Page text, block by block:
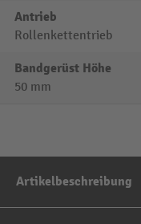
Antrieb
Rollenkettentrieb
Bandgerüst Höhe
50 mm
Artikelbeschreibung